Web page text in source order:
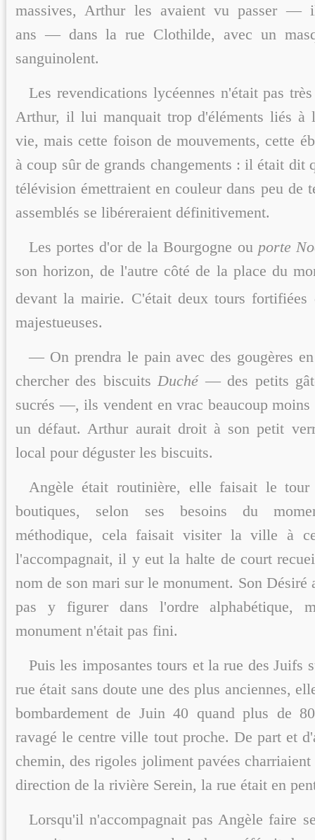
massives, Arthur les avaient vu passer —
ans — dans la rue Clothilde, avec un
sanguinolent.
Les revendications lycéennes n'était pas
Arthur, il lui manquait trop d'éléments liés à
vie, mais cette foison de mouvements, cette
à coup sûr de grands changements : il était dit
télévision émettraient en couleur dans peu de
assemblés se libéreraient définitivement.
Les portes d'or de la Bourgogne ou porte
son horizon, de l'autre côté de la place du
devant la mairie. C'était deux tours
majestueuses.
— On prendra le pain avec des gougères
chercher des biscuits Duché— des petits
sucrés —, ils vendent en vrac beaucoup
un défaut. Arthur aurait droit à son petit
local pour déguster les biscuits.
Angèle était routinière, elle faisait le tour
boutiques, selon ses besoins du
méthodique, cela faisait visiter la ville à
l'accompagnait, il y eut la halte de court
nom de son mari sur le monument. Son
pas y figurer dans l'ordre alphabétique,
monument n'était pas fini.
Puis les imposantes tours et la rue des Juifs
rue était sans doute une des plus anciennes,
bombardement de Juin 40 quand plus de
ravagé le centre ville tout proche. De part et
chemin, des rigoles joliment pavées charriaient
direction de la rivière Serein, la rue était en
Lorsqu'il n'accompagnait pas Angèle faire